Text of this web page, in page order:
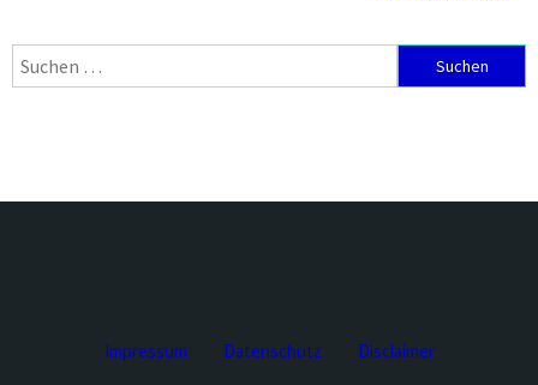
Suchen
nach:
Impressum Datenschutz Disclaimer